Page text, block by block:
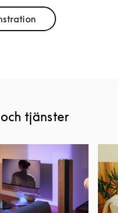
Opens in New Tab
tjänster